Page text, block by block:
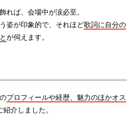
れば、会場中が涙必至。
姿が印象的で、それほど歌詞に自分の
が伺えます。
プロフィールや経歴、魅力のほかオス
介しました。